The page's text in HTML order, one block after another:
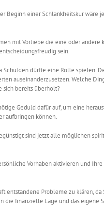
Beginn einer Schlankheitskur wäre
mit Vorliebe die eine oder andere
sein.
Schulden dürfte eine Rolle spielen.
auseinanderzusetzen. Welche
sich bereits überholt?
Geduld dafür auf, um eine
aufbringen können.
sind jetzt alle möglichen
Vorhaben aktivieren und
entstandene Probleme zu klären, da
die finanzielle Lage und das eigene